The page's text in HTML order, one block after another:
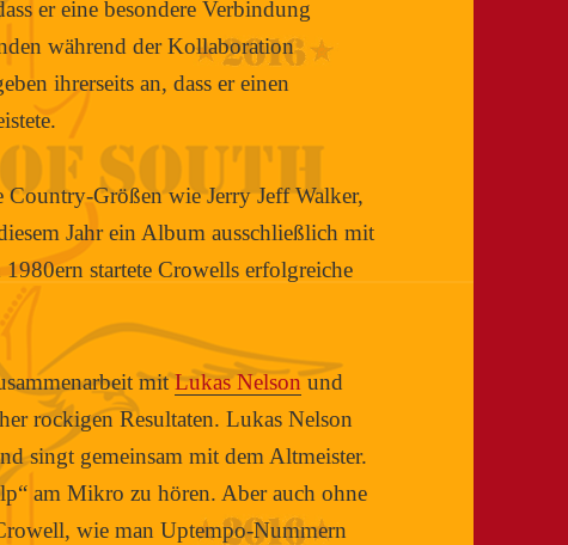
er eine besondere Verbindung
während der Kollaboration
ihrerseits an, dass er einen
Größen wie Jerry Jeff Walker,
Jahr ein Album ausschließlich mit
startete Crowells erfolgreiche
mitLukas Nelsonund
rockigen Resultaten. Lukas Nelson
singt gemeinsam mit dem Altmeister.
am Mikro zu hören. Aber auch ohne
wie man Uptempo-Nummern